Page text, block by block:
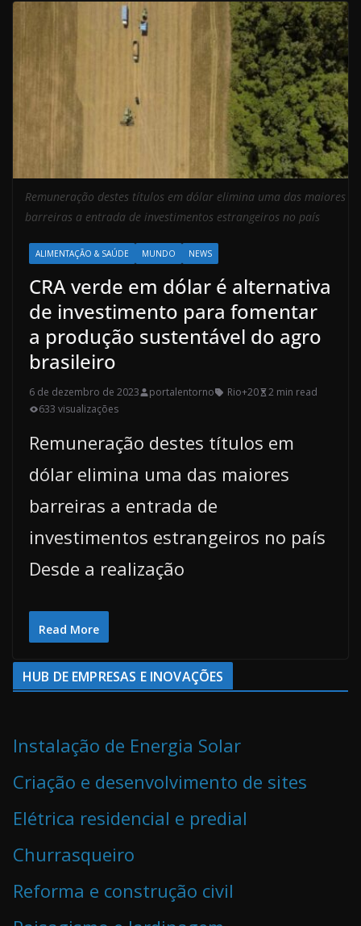
Remuneração destes títulos em dólar elimina uma das maiores
barreiras a entrada de investimentos estrangeiros no país
ALIMENTAÇÃO & SAÚDE MUNDO NEWS
CRA verde em dólar é alternativa
de investimento para fomentar
a produção sustentável do agro
brasileiro
6 de dezembro de 2023 portalentorno Rio+20
2 min read
633 visualizações
Remuneração destes títulos em
dólar elimina uma das maiores
barreiras a entrada de
investimentos estrangeiros no país
Desde a realização
Read More
HUB DE EMPRESAS E INOVAÇÕES
Instalação de Energia Solar
Criação e desenvolvimento de sites
Elétrica residencial e predial
Churrasqueiro
Reforma e construção civil